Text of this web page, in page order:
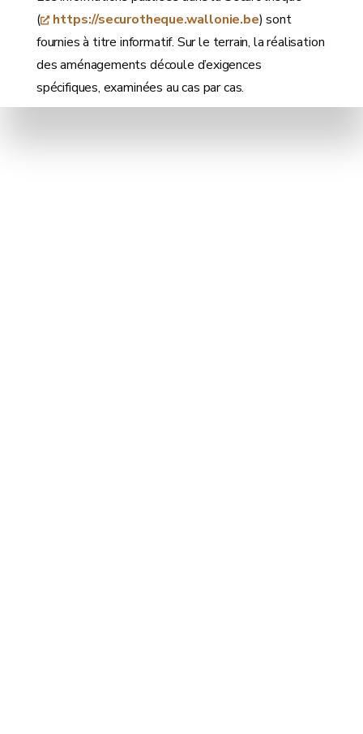
(
https://securotheque.wallonie.be) sont
fournies à titre informatif. Sur le terrain, la réalisation
des aménagements découle d’exigences
spécifiques, examinées au cas par cas.